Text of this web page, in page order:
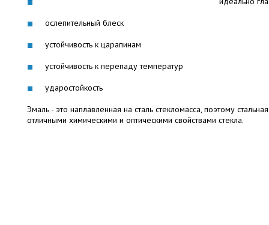
ослепительный блеск
устойчивость к царапинам
устойчивость к перепаду температур
ударостойкость
Эмаль - это наплавленная на сталь стекломасса, поэтому
отличными химическими и оптическими свойствами стекла.